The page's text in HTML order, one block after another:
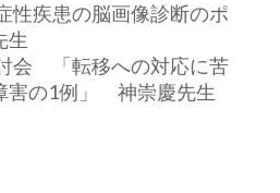
疾患の脳画像診断のポ
生
会 「転移への対応に苦
害の1例」 神崇慶先生